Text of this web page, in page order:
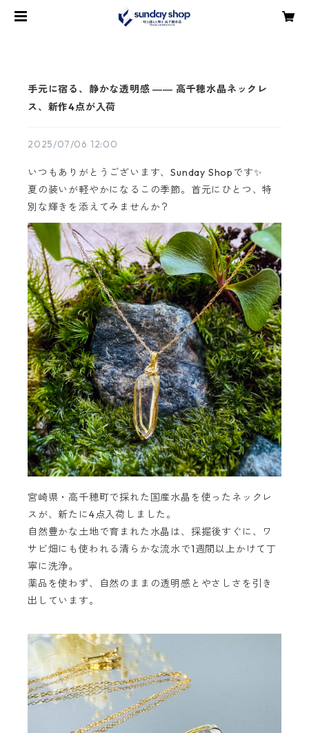
手元に宿る、静かな透明感 ―― 高千穂水晶ネックレ
ス、新作4点が入荷
2025/07/06 12:00
いつもありがとうございます、Sunday Shopです✨
夏の装いが軽やかになるこの季節。首元にひとつ、特
別な輝きを添えてみませんか？
宮崎県・高千穂町で採れた国産水晶を使ったネックレ
スが、新たに4点入荷しました。
自然豊かな土地で育まれた水晶は、採掘後すぐに、ワ
サビ畑にも使われる清らかな流水で1週間以上かけて丁
寧に洗浄。
薬品を使わず、自然のままの透明感とやさしさを引き
出しています。